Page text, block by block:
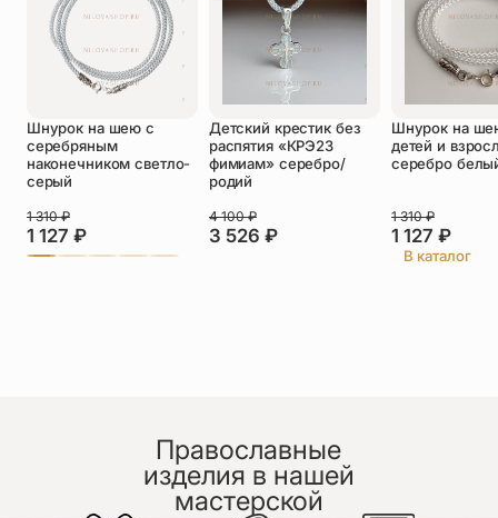
Оставить отзыв
Подтверждаю свое согласие с
политикой конфиденциальностии даю
согласие на обработку персональных
данных
Пока нет отзывов. Будьте первым!
Шнурок на шею с
серебряным
наконечником светло-
серый
1 127 ₽
1 310₽
Детский крестик без
распятия «КРЭ23
фимиам» серебро/
родий
3 526 ₽
4 100₽
Шнурок на
детей и
серебро
1 127 ₽
1 310₽
В каталог
Православные
изделия в нашей
мастерской